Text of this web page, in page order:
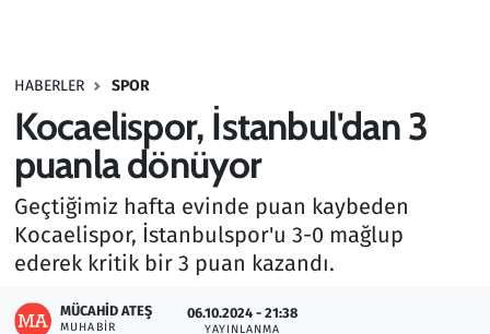
HABERLER SPOR
Kocaelispor, İstanbul'dan 3
puanla dönüyor
Geçtiğimiz hafta evinde puan kaybeden
Kocaelispor, İstanbulspor'u 3-0 mağlup
ederek kritik bir 3 puan kazandı.
MÜCAHID ATEŞ
MUHABIR
06.10.2024 - 21:38
YAYINLANMA
Haber
Kültür Sanat
Kurumsal Haberler
Lezzet Durağı
Memur ve Kamu